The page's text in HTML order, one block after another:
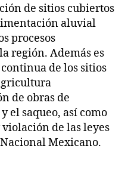
de sitios cubiertos
aluvial
procesos
región. Además es
de los sitios
de obras de
el saqueo, así como
de las leyes
Mexicano.